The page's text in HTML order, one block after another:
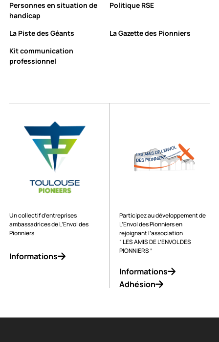
Personnes en situation de
handicap
Politique RSE
La Piste des Géants
La Gazette des Pionniers
Kit communication
professionnel
Un collectif d’entreprises
ambassadrices de L’Envol des
Pionniers
Informations
Participez au développement de
L’Envol des Pionniers en
rejoignant l’association
“ LES AMIS DE L’ENVOL DES
PIONNIERS ”
Informations
Adhésion